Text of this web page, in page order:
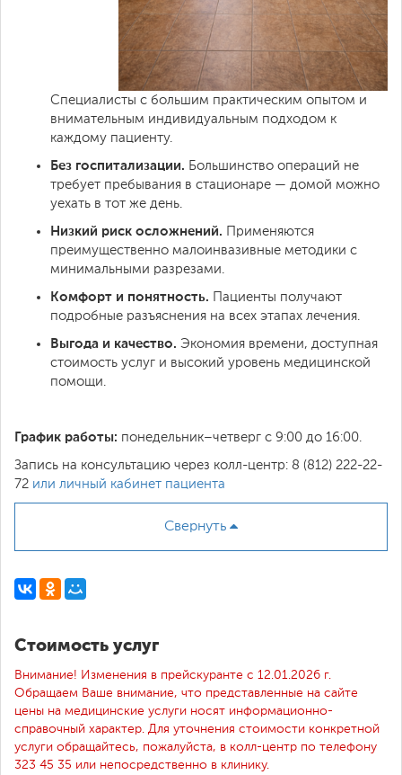
Специалисты с большим практическим опытом и
внимательным индивидуальным подходом к
каждому пациенту.
Без госпитализации. Большинство операций не
требует пребывания в стационаре — домой можно
уехать в тот же день.
Низкий риск осложнений. Применяются
преимущественно малоинвазивные методики с
минимальными разрезами.
Комфорт и понятность. Пациенты получают
подробные разъяснения на всех этапах лечения.
Выгода и качество. Экономия времени, доступная
стоимость услуг и высокий уровень медицинской
помощи.
График работы: понедельник–четверг с 9:00 до 16:00.
Запись на консультацию через колл-центр: 8 (812) 222-22-
72 или личный кабинет пациента
Свернуть
Стоимость услуг
Внимание! Изменения в прейскуранте с 12.01.2026 г.
Обращаем Ваше внимание, что представленные на сайте
цены на медицинские услуги носят информационно-
справочный характер. Для уточнения стоимости конкретной
услуги обращайтесь, пожалуйста, в колл-центр по телефону
323 45 35 или непосредственно в клинику.